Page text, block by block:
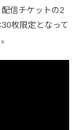
信チケットの2
枚限定となって